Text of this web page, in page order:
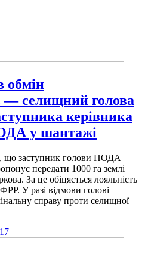
обмін
— селищний голова
керівника
у шантажі
що заступник голови ПОДА
передати 1000 га землі
За це обіцяється лояльність
У разі відмови голові
справу проти селищної
17